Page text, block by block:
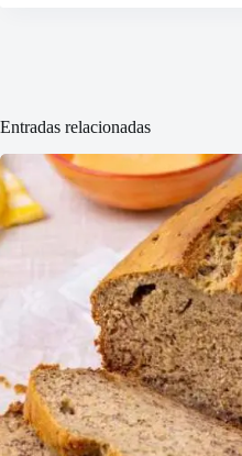
Entradas relacionadas